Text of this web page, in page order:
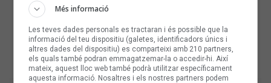
Més informació
Les teves dades personals es tractaran i és possible que la
informació del teu dispositiu (galetes, identificadors únics i
altres dades del dispositiu) es comparteixi amb 210 partners,
els quals també podran emmagatzemar-la o accedir-hi. Així
mateix, aquest lloc web també podrà utilitzar específicament
aquesta informació. Nosaltres i els nostres partners podem